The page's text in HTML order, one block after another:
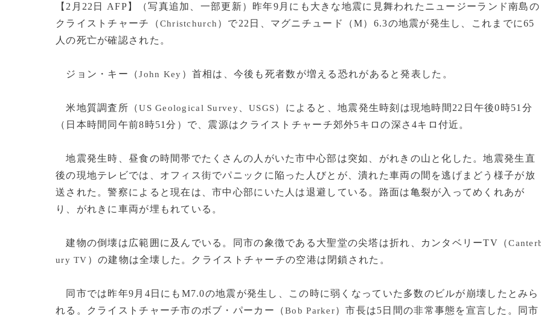
【2月22日 AFP】（写真追加、一部更新）昨年9月にも大きな地震に見舞われたニュージーランド南島の
クライストチャーチ（Christchurch ）で22日、マグニチュード（M）6.3の地震が発生し、これまでに65
人の死亡が確認された。
ジョン・キー（John Key ）首相は、今後も死者数が増える恐れがあると発表した。
米地質調査所（US Geological Survey 、USGS）によると、地震発生時刻は現地時間22日午後0時51分
（日本時間同午前8時51分）で、震源はクライストチャーチ郊外5キロの深さ4キロ付近。
地震発生時、昼食の時間帯でたくさんの人がいた市中心部は突如、がれきの山と化した。地震発生直
後の現地テレビでは、オフィス街でパニックに陥った人びとが、潰れた車両の間を逃げまどう様子が放
送された。警察によると現在は、市中心部にいた人は退避している。路面は亀裂が入ってめくれあが
り、がれきに車両が埋もれている。
建物の倒壊は広範囲に及んでいる。同市の象徴である大聖堂の尖塔は折れ、カンタベリーTV（
ury TV ）の建物は全壊した。クライストチャーチの空港は閉鎖された。
同市では昨年9月4日にもM7.0の地震が発生し、この時に弱くなっていた多数のビルが崩壊したとみら
れる。クライストチャーチ市のボブ・パーカー（Bob Parker）市長は5日間の非常事態を宣言した。同市